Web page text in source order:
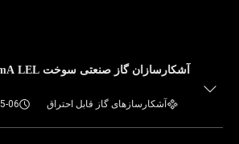
آشکارسازهای گاز قابل احتراق 06